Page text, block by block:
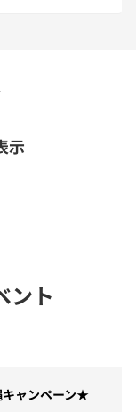
示
ント
ャンペーン★